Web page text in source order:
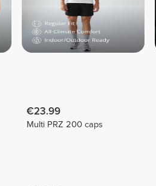
€23.99
Multi PRZ 200 caps